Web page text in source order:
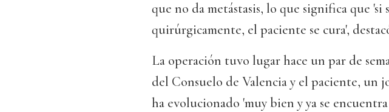
que no da metástasis, lo que significa que
quirúrgicamente, el paciente se cura',
La operación tuvo lugar hace un par de
del Consuelo de Valencia y el paciente, un
ha evolucionado 'muy bien y ya se